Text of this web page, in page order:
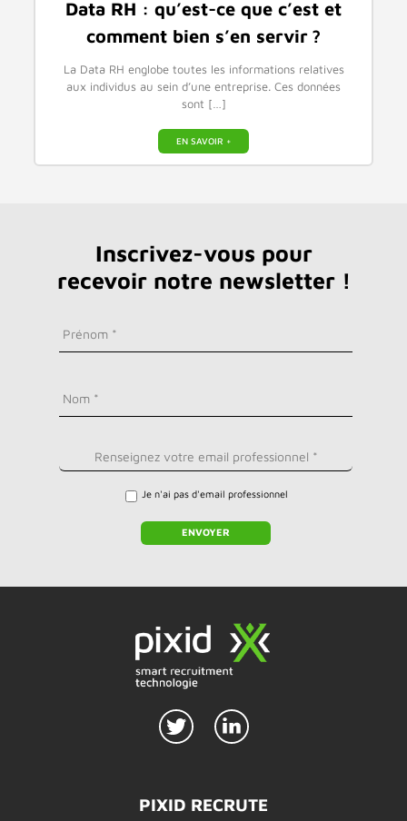
Data RH : qu’est-ce que c’est et
comment bien s’en servir ?
La Data RH englobe toutes les informations relatives
aux individus au sein d’une entreprise. Ces données
sont […]
EN SAVOIR +
Inscrivez-vous pour
recevoir notre newsletter !
Je n'ai pas d'email professionnel
ENVOYER
PIXID RECRUTE